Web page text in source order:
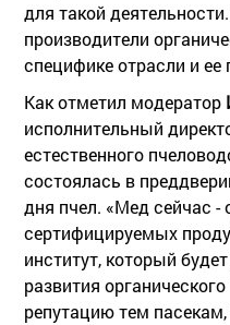
для такой
производители
специфике отрасли и ее
Как отметил модератор
исполнительный
естественного
состоялась в
дня пчел. «Мед сейчас -
сертифицируемых
институт, который
развития
репутацию тем